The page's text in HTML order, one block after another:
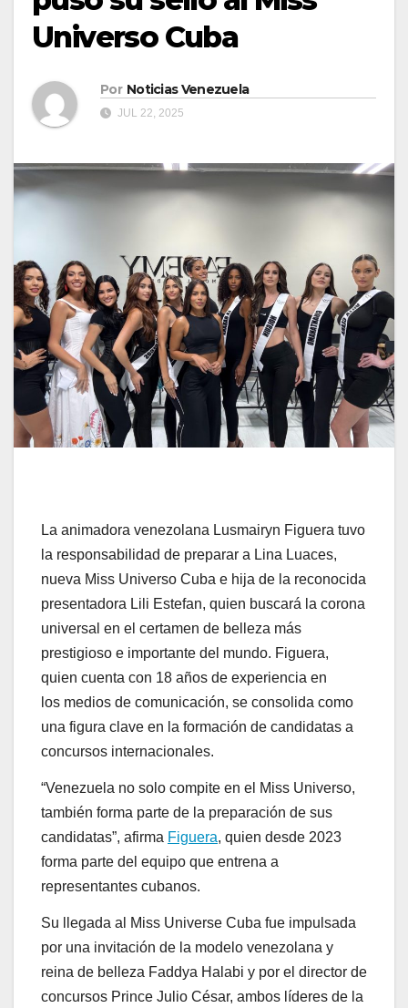
Universo Cuba
Por Noticias Venezuela
JUL 22, 2025
La animadora venezolana Lusmairyn Figuera tuvo
la responsabilidad de preparar a Lina Luaces,
nueva Miss Universo Cuba e hija de la reconocida
presentadora Lili Estefan, quien buscará la corona
universal en el certamen de belleza más
prestigioso e importante del mundo. Figuera,
quien cuenta con 18 años de experiencia en
los medios de comunicación, se consolida como
una figura clave en la formación de candidatas a
concursos internacionales.
“Venezuela no solo compite en el Miss Universo,
también forma parte de la preparación de sus
candidatas”, afirma Figuera, quien desde 2023
forma parte del equipo que entrena a
representantes cubanos.
Su llegada al Miss Universe Cuba fue impulsada
por una invitación de la modelo venezolana y
reina de belleza Faddya Halabi y por el director de
concursos Prince Julio César, ambos líderes de la